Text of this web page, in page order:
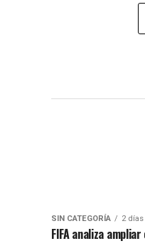
SIN CATEGORÍA 2
FIFA analiza